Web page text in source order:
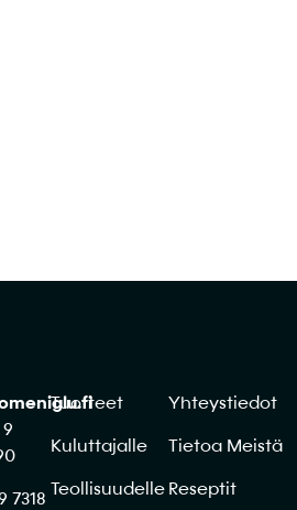
9
7318
Tuotteet
Kuluttajalle
Teollisuudelle
Yhteystiedot
Tietoa Meistä
Reseptit